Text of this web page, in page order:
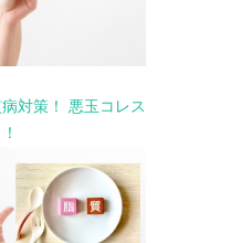
対策！ 悪玉コレス